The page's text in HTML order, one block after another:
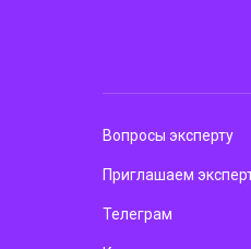
Вопросы эксперту
Приглашаем
Телеграм